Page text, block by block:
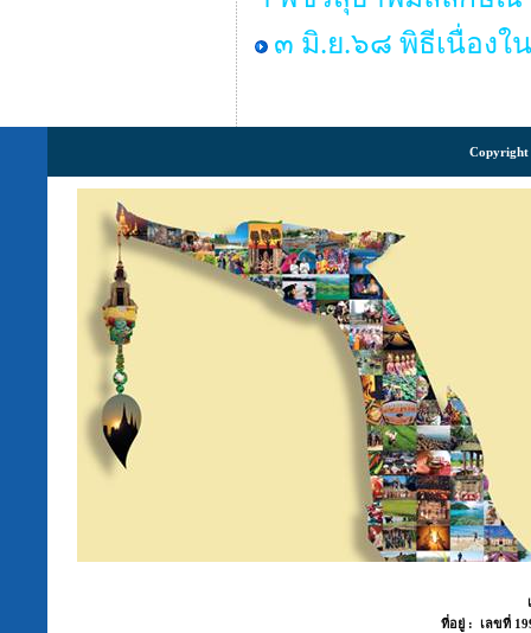
๓ มิ.ย.๖๘ พิธีเนื่องใ
Copyright
ที่อยู่ : เลขที่